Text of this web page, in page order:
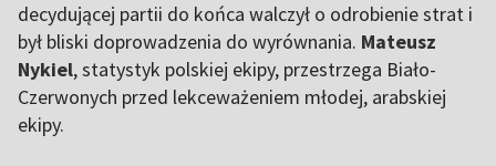
decydującej partii do końca walczył o odrobienie strat i
był bliski doprowadzenia do wyrównania. Mateusz
Nykiel, statystyk polskiej ekipy, przestrzega Biało-
Czerwonych przed lekceważeniem młodej, arabskiej
ekipy.